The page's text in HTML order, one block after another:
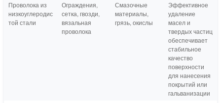
Проволока из
низкоуглеродис
той стали
Ограждения,
сетка, гвозди,
вязальная
проволока
Смазочные
материалы,
грязь, окислы
Эффективное
удаление
масел и
твердых частиц
обеспечивает
стабильное
качество
поверхности
для нанесения
покрытий или
гальванизации